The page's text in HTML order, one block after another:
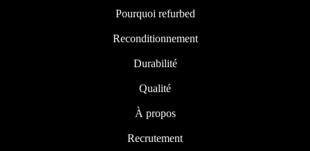
Pourquoi refurbed
Reconditionnement
Durabilité
Qualité
À propos
Recrutement